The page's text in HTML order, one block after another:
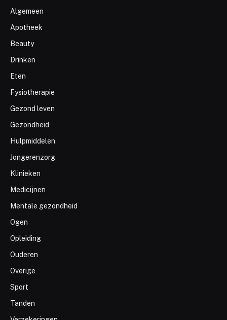
Algemeen
Apotheek
Beauty
Drinken
Eten
Fysiotherapie
Gezond leven
Gezondheid
Hulpmiddelen
Jongerenzorg
Klinieken
Medicijnen
Mentale gezondheid
Ogen
Opleiding
Ouderen
Overige
Sport
Tanden